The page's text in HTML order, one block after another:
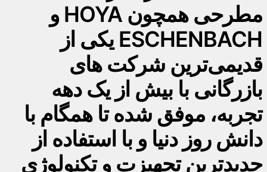
مطرحی همچون HOYA و
ESCHENBACH یکی از
قدیمی‌ترین شرکت های
بازرگانی با بیش از یک دهه
تجربه، موفق شده تا همگام با
دانش روز دنیا و با استفاده از
جدیدترین تجهیزت و تکنولوژی